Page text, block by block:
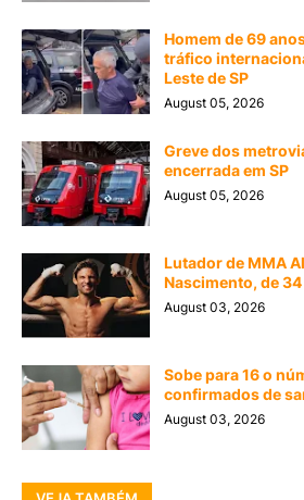
Homem de 69
tráfico
Leste de SP
August 05, 2026
Greve dos
encerrada em SP
August 05, 2026
Lutador de MMA
Nascimento, de
August 03, 2026
Sobe para 16 o
confirmados de
August 03, 2026